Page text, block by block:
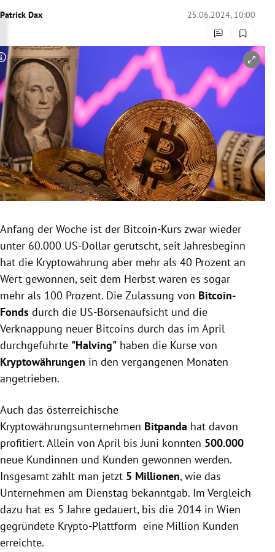
Untermenü
Untermenü
Untermenü
Untermenü
Untermenü
Patrick Dax 25.06.2024, 10:00
Copyright-Hinweis öffnen/schließen
Anfang der Woche ist der Bitcoin-Kurs zwar wieder
unter 60.000 US-Dollar gerutscht, seit Jahresbeginn
hat die Kryptowährung aber mehr als 40 Prozent an
Wert gewonnen, seit dem Herbst waren es sogar
mehr als 100 Prozent. Die Zulassung von Bitcoin-
Fonds durch die US-Börsenaufsicht und die
Verknappung neuer Bitcoins durch das im April
durchgeführte "Halving" haben die Kurse von
Kryptowährungen in den vergangenen Monaten
angetrieben.
Auch das österreichische
Kryptowährungsunternehmen Bitpanda hat davon
profitiert. Allein von April bis Juni konnten 500.000
neue Kundinnen und Kunden gewonnen werden.
Insgesamt zählt man jetzt 5 Millionen, wie das
Unternehmen am Dienstag bekanntgab. Im Vergleich
dazu hat es 5 Jahre gedauert, bis die 2014 in Wien
gegründete Krypto-Plattform eine Million Kunden
erreichte.